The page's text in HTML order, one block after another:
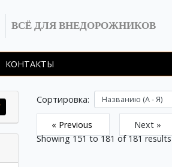
ВСЁ ДЛЯ ВНЕДОРОЖНИКОВ
КОНТАКТЫ
Сортировка:
« Previous
Next »
Showing151to181 of181results